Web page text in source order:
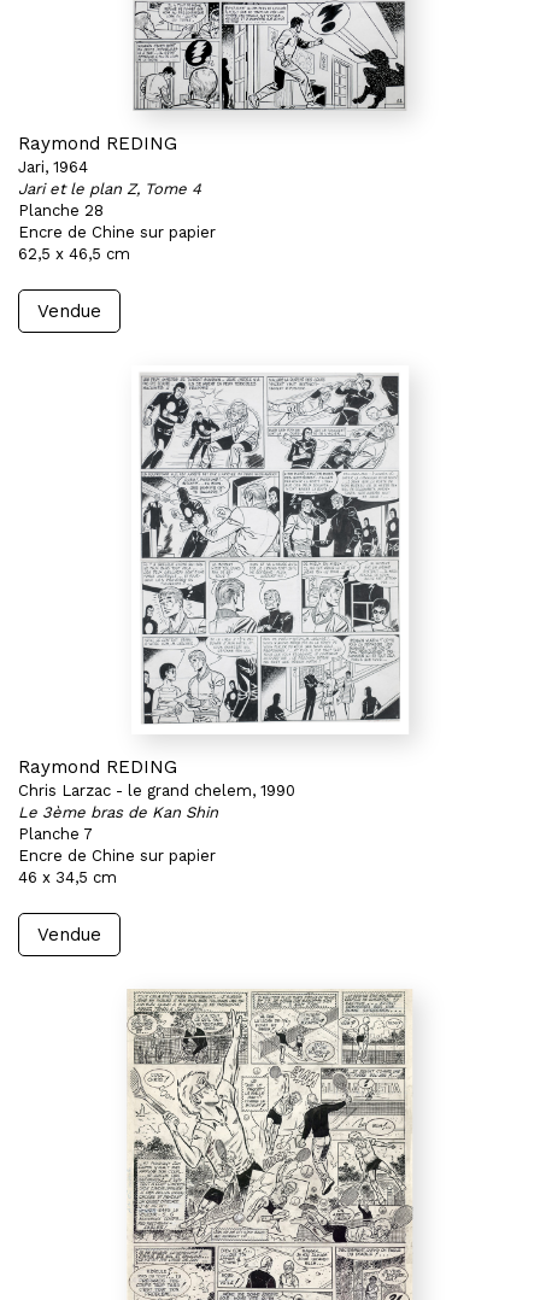
Raymond REDING
Jari, 1964
Jari et le plan Z, Tome 4
Planche 28
Encre de Chine sur papier
62,5 x 46,5 cm
Vendue
Raymond REDING
Chris Larzac - le grand chelem, 1990
Le 3ème bras de Kan Shin
Planche 7
Encre de Chine sur papier
46 x 34,5 cm
Vendue